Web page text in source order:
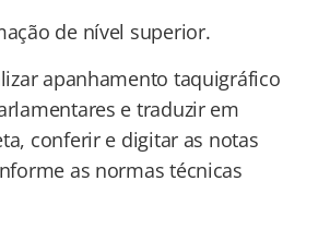
de nível superior.
apanhamento taquigráfico
e traduzir em
conferir e digitar as notas
as normas técnicas